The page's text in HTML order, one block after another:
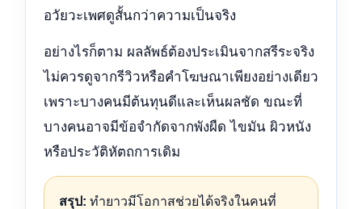
อวัยวะเพศดูสั้นกว่าความเป็นจริง
อย่างไรก็ตาม ผลลัพธ์ต้องประเมินจากสรีระจริง
ไม่ควรดูจากรีวิวหรือคำโฆษณาเพียงอย่างเดียว
เพราะบางคนมีต้นทุนดีและเห็นผลชัด ขณะที่
บางคนอาจมีข้อจำกัดจากพังผืด ไขมัน ผิวหนัง
หรือประวัติหัตถการเดิม
สรุป: ทำยาวมีโอกาสช่วยได้จริงในคนที่